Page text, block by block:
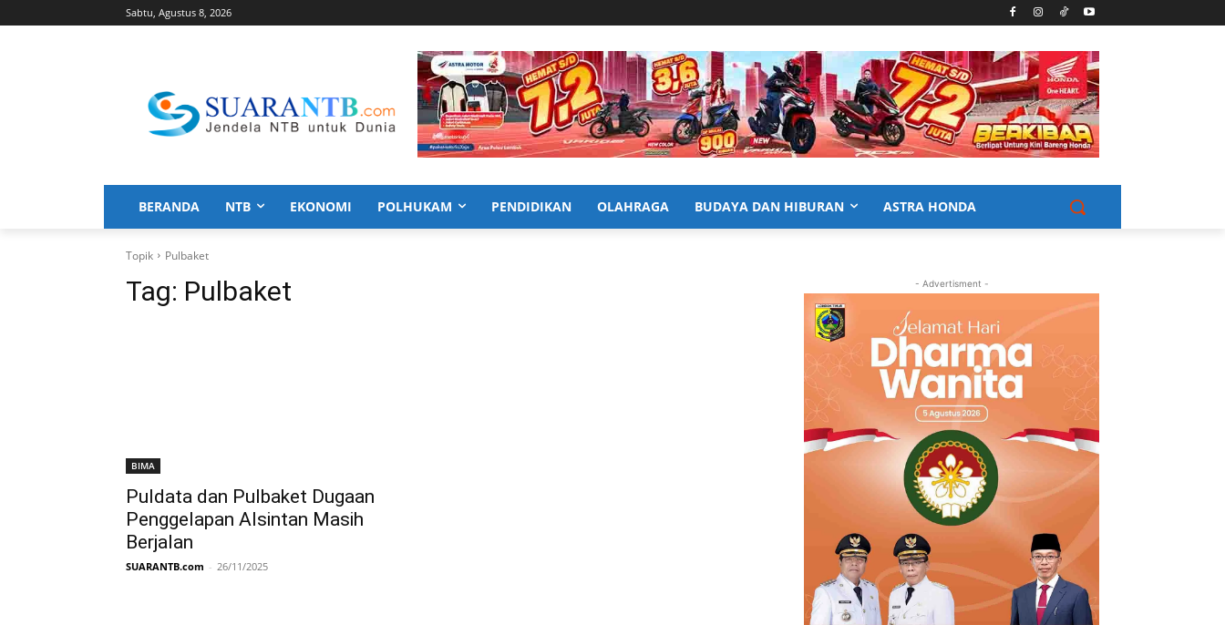
Sabtu, Agustus 8, 2026
BERANDA NTB EKONOMI POLHUKAM PENDIDIKAN OLAHRAGA BUDAYA DAN HIBURAN ASTRA HONDA
Topik Pulbaket
Tag: Pulbaket
BIMA
Puldata dan Pulbaket Dugaan
Penggelapan Alsintan Masih
Berjalan
SUARANTB.com - 26/11/2025
- Advertisment -